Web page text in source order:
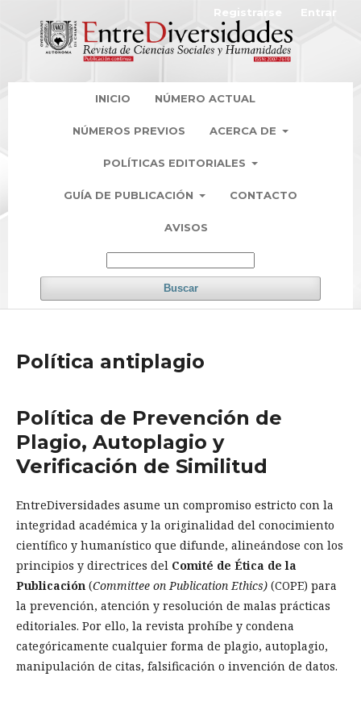
INICIO NÚMERO ACTUAL
NÚMEROS PREVIOS ACERCA DE
POLÍTICAS EDITORIALES
GUÍA DE PUBLICACIÓN CONTACTO
AVISOS
Buscar
Registrarse Entrar
Política antiplagio
Política de Prevención de
Plagio, Autoplagio y
Verificación de Similitud
EntreDiversidades asume un compromiso estricto con la
integridad académica y la originalidad del conocimiento
científico y humanístico que difunde, alineándose con los
principios y directrices del Comité de Ética de la
Publicación (Committee on Publication Ethics) (COPE) para
la prevención, atención y resolución de malas prácticas
editoriales. Por ello, la revista prohíbe y condena
categóricamente cualquier forma de plagio, autoplagio,
manipulación de citas, falsificación o invención de datos.